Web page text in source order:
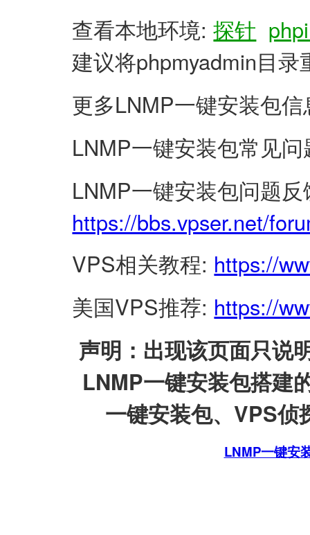
查看本地环境:探针
建议将phpmyadmin目
更多LNMP一键安装包
LNMP一键安装包常见
LNMP一键安装包问题
https://bbs.vpser.net/
VPS相关教程: https://
美国VPS推荐: https://
声明：出现该页面只说
LNMP一键安装包搭建
一键安装包、VPS
LNMP一键安